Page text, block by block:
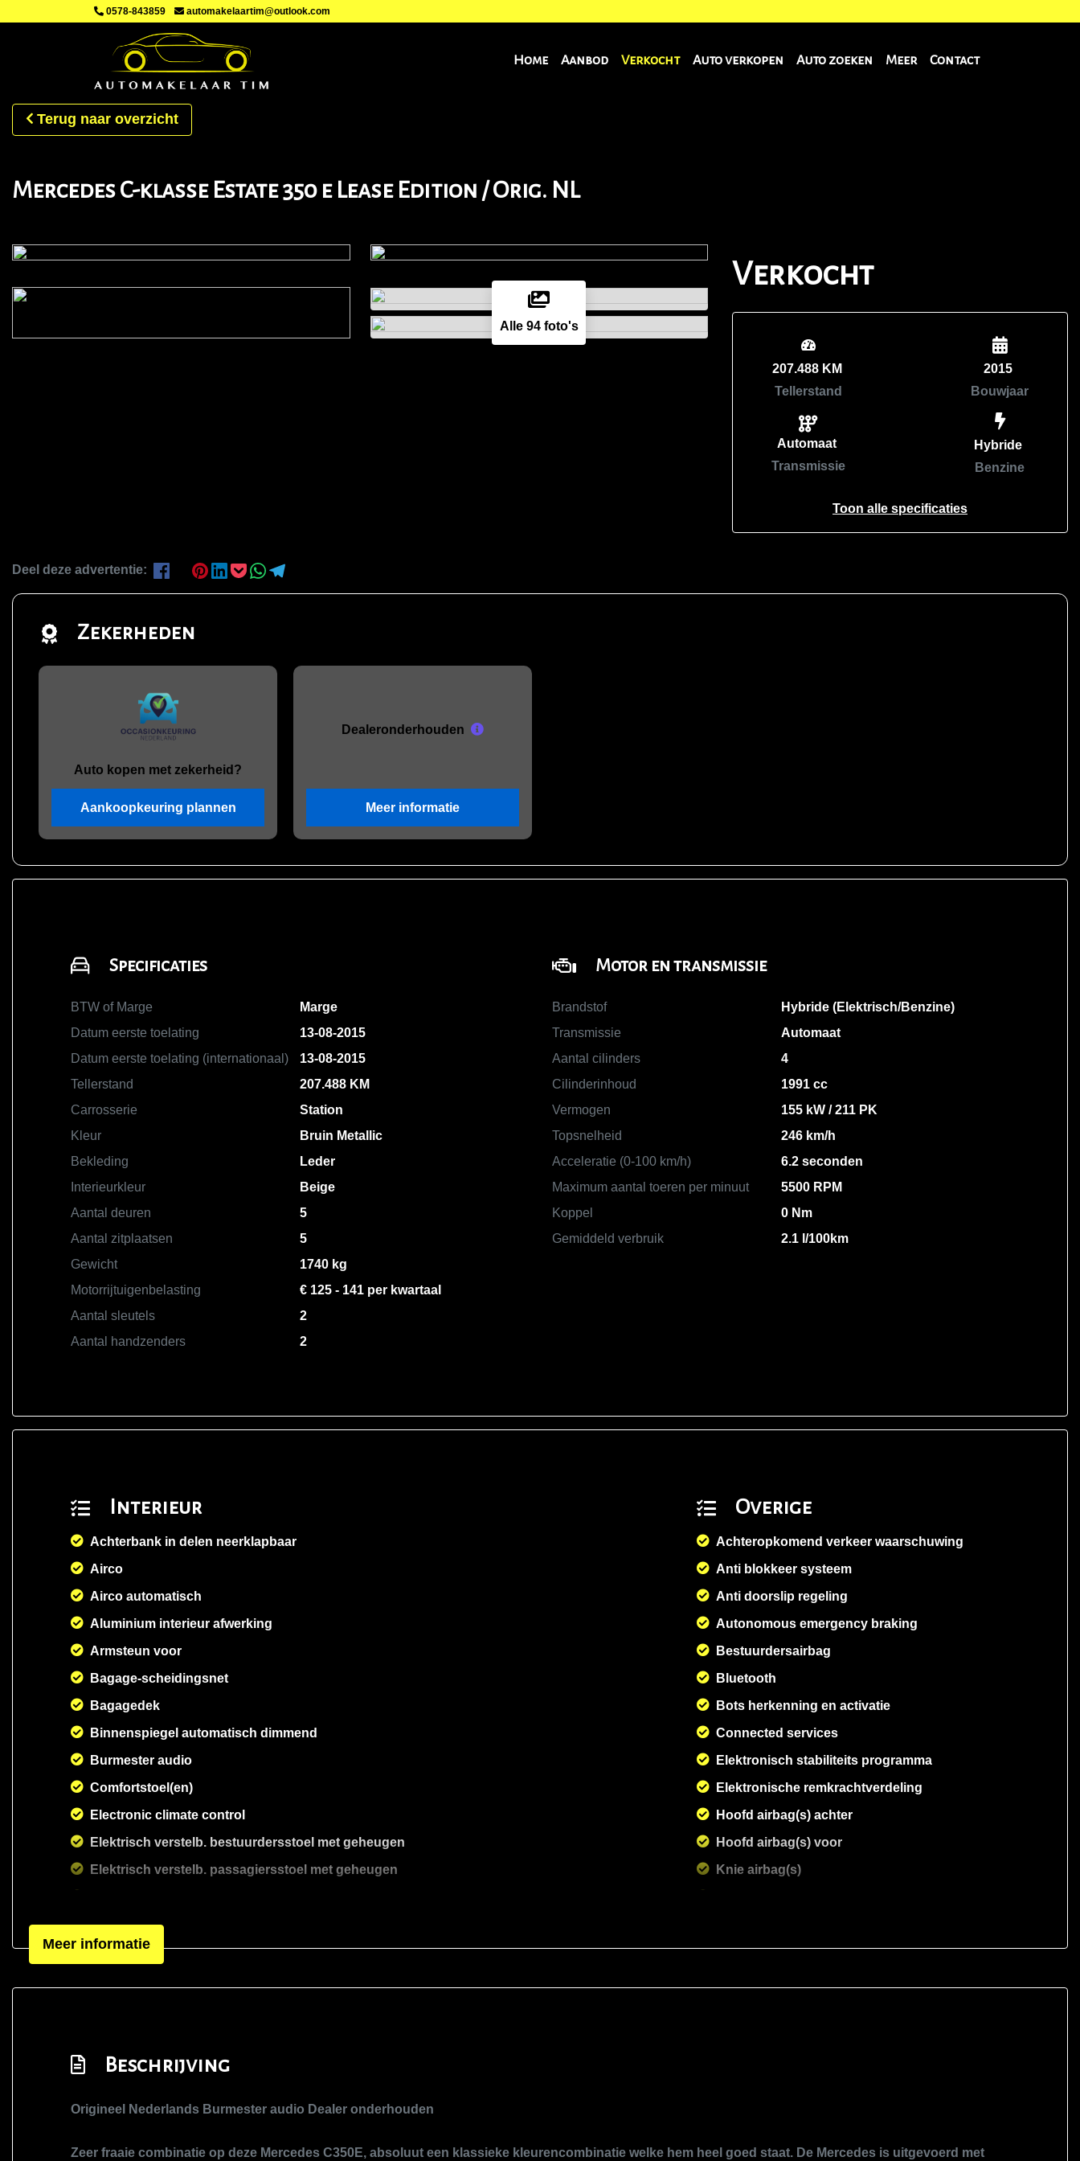
0578-843859 automakelaartim@outlook.com
Home Aanbod Verkocht Auto verkopen Auto zoeken Meer Contact
Terug naar overzicht
Mercedes C-klasse Estate 350 e Lease Edition / Orig. NL
Alle 94 foto's
Verkocht
207.488 KM
Tellerstand
Automaat
Transmissie
2015
Bouwjaar
Hybride
Benzine
Toon alle specificaties
Deel deze advertentie:
Zekerheden
Auto kopen met zekerheid?
Aankoopkeuring plannen
Dealeronderhouden
Meer informatie
Specificaties
BTW of Marge
Marge
Datum eerste toelating
13-08-2015
Datum eerste toelating (internationaal)
13-08-2015
Tellerstand
207.488 KM
Carrosserie
Station
Kleur
Bruin Metallic
Bekleding
Leder
Interieurkleur
Beige
Aantal deuren
5
Aantal zitplaatsen
5
Gewicht
1740 kg
Motorrijtuigenbelasting
€ 125 - 141 per kwartaal
Aantal sleutels
2
Aantal handzenders
2
Motor en transmissie
Brandstof
Hybride (Elektrisch/Benzine)
Transmissie
Automaat
Aantal cilinders
4
Cilinderinhoud
1991 cc
Vermogen
155 kW / 211 PK
Topsnelheid
246 km/h
Acceleratie (0-100 km/h)
6.2 seconden
Maximum aantal toeren per minuut
5500 RPM
Koppel
0 Nm
Gemiddeld verbruik
2.1 l/100km
Interieur
Achterbank in delen neerklapbaar
Airco
Airco automatisch
Aluminium interieur afwerking
Armsteun voor
Bagage-scheidingsnet
Bagagedek
Binnenspiegel automatisch dimmend
Burmester audio
Comfortstoel(en)
Electronic climate control
Elektrisch verstelb. bestuurdersstoel met geheugen
Elektrisch verstelb. passagiersstoel met geheugen
Elektrische ramen voor
Elektrische ramen voor en achter
Lederen bekleding
Lederen interieurdelen
Overige
Achteropkomend verkeer waarschuwing
Anti blokkeer systeem
Anti doorslip regeling
Autonomous emergency braking
Bestuurdersairbag
Bluetooth
Bots herkenning en activatie
Connected services
Elektronisch stabiliteits programma
Elektronische remkrachtverdeling
Hoofd airbag(s) achter
Hoofd airbag(s) voor
Knie airbag(s)
Oplaadmogelijkheid
Meer informatie
Beschrijving
Origineel Nederlands Burmester audio Dealer onderhouden
Zeer fraaie combinatie op deze Mercedes C350E, absoluut een klassieke kleurencombinatie welke hem heel goed staat. De Mercedes is uitgevoerd met